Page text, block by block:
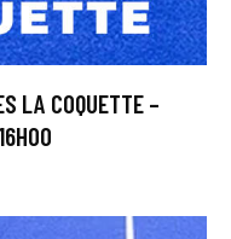
LA COQUETTE –